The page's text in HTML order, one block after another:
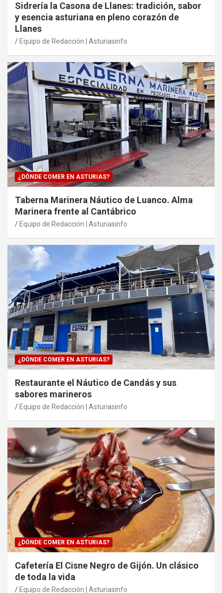
Sidrería la Casona de Llanes: tradición, sabor
y esencia asturiana en pleno corazón de
Llanes
Equipo de Redacción | Asturiasinfo
¿DÓNDE COMER EN ASTURIAS?
Taberna Marinera Náutico de Luanco. Alma
Marinera frente al Cantábrico
Equipo de Redacción | Asturiasinfo
¿DÓNDE COMER EN ASTURIAS?
Restaurante el Náutico de Candás y sus
sabores marineros
Equipo de Redacción | Asturiasinfo
¿DÓNDE COMER EN ASTURIAS?
Cafetería El Cisne Negro de Gijón. Un clásico
de toda la vida
Equipo de Redacción | Asturiasinfo